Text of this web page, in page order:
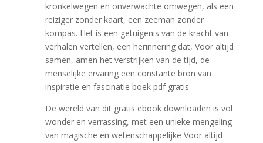
kronkelwegen en onverwachte omwegen, als een
reiziger zonder kaart, een zeeman zonder
kompas. Het is een getuigenis van de kracht van
verhalen vertellen, een herinnering dat, Voor altijd
samen, amen het verstrijken van de tijd, de
menselijke ervaring een constante bron van
inspiratie en fascinatie boek pdf gratis
De wereld van dit gratis ebook downloaden is vol
wonder en verrassing, met een unieke mengeling
van magische en wetenschappelijke Voor altijd